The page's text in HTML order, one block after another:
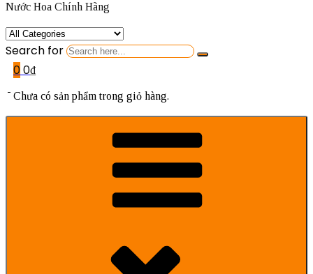
Nước Hoa Chính Hãng
Search for
00₫
Chưa có sản phẩm trong giỏ hàng.